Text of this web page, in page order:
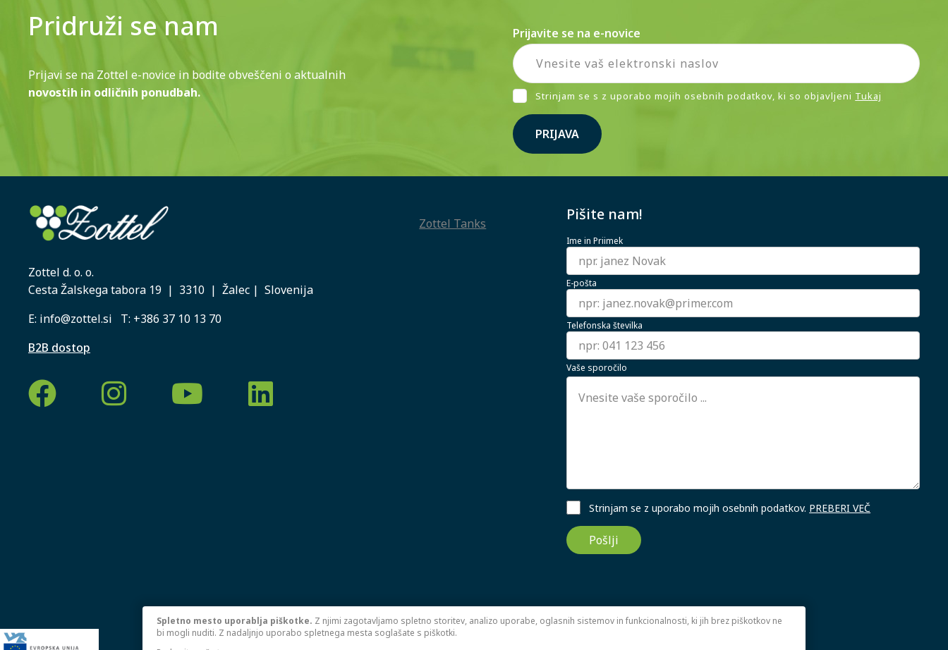
Pridruži se nam
Prijavi se na Zottel e-novice in bodite obveščeni o aktualnih
novostih in odličnih ponudbah.
Prijavite se na e-novice
Strinjam se s z uporabo mojih osebnih podatkov, ki so objavljeni Tukaj
PRIJAVA
Zottel d. o. o.
Cesta Žalskega tabora 19 | 3310 | Žalec | Slovenija
E: info@zottel.si T: +386 37 10 13 70
B2B dostop
Zottel Tanks Pišite nam!
Ime in Priimek
E-pošta
Telefonska številka
Vaše sporočilo
Strinjam se z uporabo mojih osebnih podatkov. PREBERI VEČ
Pošlji
Spletno mesto uporablja piškotke. Z njimi zagotavljamo spletno storitev, analizo uporabe, oglasnih sistemov in funkcionalnosti, ki jih brez piškotkov ne
bi mogli nuditi. Z nadaljnjo uporabo spletnega mesta soglašate s piškotki.